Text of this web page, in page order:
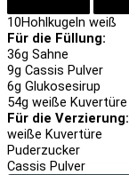
10Hohlkugeln weiß
Für die Füllung:
36g Sahne
9g Cassis Pulver
6g Glukosesirup
54g weiße Kuvertüre
Für die Verzierung:
weiße Kuvertüre
Puderzucker
Cassis Pulver